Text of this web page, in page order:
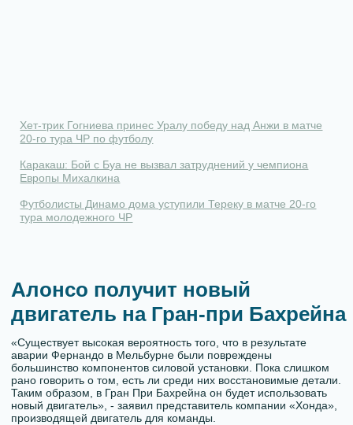
Хет-трик Гогниева принес Уралу победу над Анжи в матче
20-го тура ЧР по футболу
Каракаш: Бой с Буа не вызвал затруднений у чемпиона
Европы Михалкина
Футболисты Динамо дома уступили Тереку в матче 20-го
тура молодежного ЧР
Алонсо получит новый
двигатель на Гран-при Бахрейна
«Существует высокая вероятность того, что в результате
аварии Фернандо в Мельбурне были повреждены
большинство компонентов силовой установки. Пока слишком
рано говорить о том, есть ли среди них восстановимые детали.
Таким образом, в Гран При Бахрейна он будет использовать
новый двигатель», - заявил представитель компании «Хонда»,
производящей двигатель для команды.